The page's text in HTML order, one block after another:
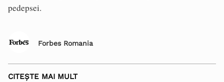
pedepsei.
Forbes Romania
CITEȘTE MAI MULT